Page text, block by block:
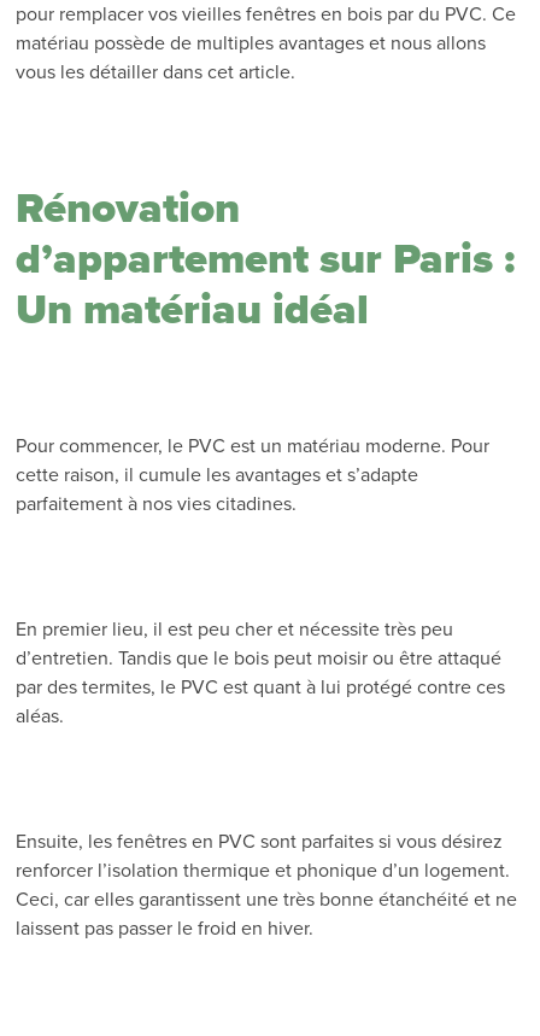
pour remplacer vos vieilles fenêtres en bois par du PVC. Ce
matériau possède de multiples avantages et nous allons
vous les détailler dans cet article.
Rénovation
d’appartement sur Paris :
Un matériau idéal
Pour commencer, le PVC est un matériau moderne. Pour
cette raison, il cumule les avantages et s’adapte
parfaitement à nos vies citadines.
En premier lieu, il est peu cher et nécessite très peu
d’entretien. Tandis que le bois peut moisir ou être attaqué
par des termites, le PVC est quant à lui protégé contre ces
aléas.
Ensuite, les fenêtres en PVC sont parfaites si vous désirez
renforcer l’isolation thermique et phonique d’un logement.
Ceci, car elles garantissent une très bonne étanchéité et ne
laissent pas passer le froid en hiver.